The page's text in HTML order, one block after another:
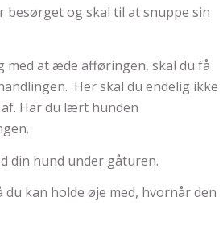
besørget og skal til at snuppe sin
med at æde afføringen, skal du få
Her skal du endelig ikke
Har du lært hunden
din hund under gåturen.
du kan holde øje med, hvornår den